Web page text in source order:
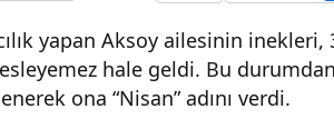
yapan Aksoy ailesinin
hale geldi. Bu
ona “Nisan” adını verdi.